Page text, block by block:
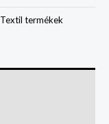
Textil termékek